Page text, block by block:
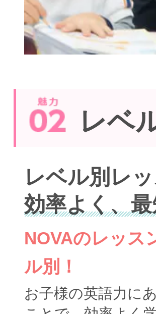
レベ
レベル別レ
効率よく、
NOVAのレッス
ル別！
お子様の英語力に